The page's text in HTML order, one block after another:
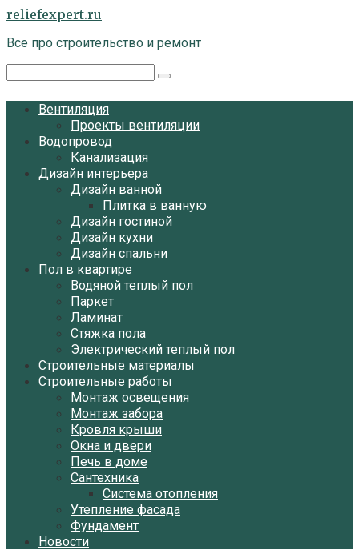
Перейти
контенту
reliefexpert.ru
Все про строительство и ремонт
Вентиляция
Проекты вентиляции
Водопровод
Канализация
Дизайн интерьера
Дизайн ванной
Плитка в ванную
Дизайн гостиной
Дизайн кухни
Дизайн спальни
Пол в квартире
Водяной теплый пол
Паркет
Ламинат
Стяжка пола
Электрический теплый пол
Строительные материалы
Строительные работы
Монтаж освещения
Монтаж забора
Кровля крыши
Окна и двери
Печь в доме
Сантехника
Система отопления
Утепление фасада
Фундамент
Новости